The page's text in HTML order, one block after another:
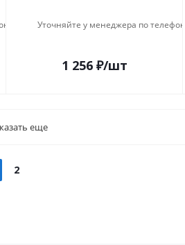
Уточняйте у менеджера по телефону
1 256 ₽/шт
еще
2